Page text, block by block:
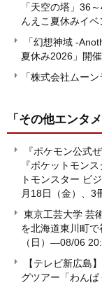
「天空の塔」36
んえこ夏休みイベ
「幻想神域 -
夏休み2026」開催
「株式会社ムー
「その他エンタメ
『ポケモン公式
『ポケットモン
トモンスター ビ
月18日（金）、3
東京工芸大学 芸
を北海道東川町
（日）―08/06
【テレビ新広島
グツアー「わん